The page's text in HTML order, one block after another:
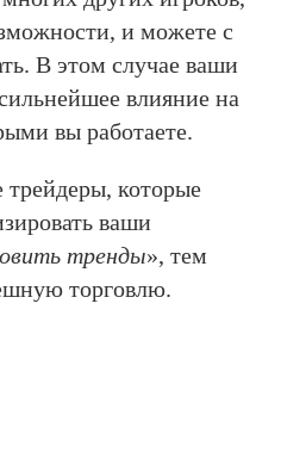
и можете с
В этом случае ваши
влияние на
вы работаете.
которые
ваши
тренды», тем
торговлю.